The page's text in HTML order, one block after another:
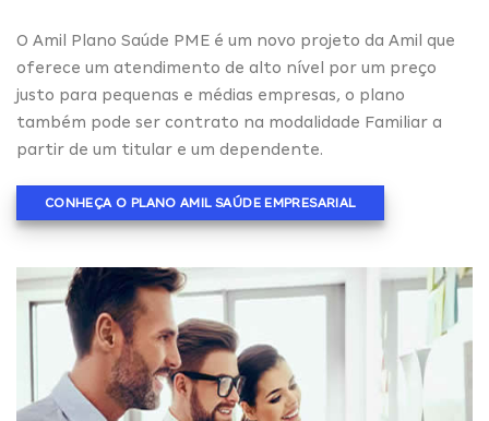
O Amil Plano Saúde PME é um novo projeto da Amil que
oferece um atendimento de alto nível por um preço
justo para pequenas e médias empresas, o plano
também pode ser contrato na modalidade Familiar a
partir de um titular e um dependente.
CONHEÇA O PLANO AMIL SAÚDE EMPRESARIAL